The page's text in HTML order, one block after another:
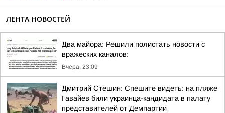
ЛЕНТА НОВОСТЕЙ
Два майора: Решили полистать новости с
вражеских каналов:
Вчера, 23:09
Дмитрий Стешин: Спешите видеть: на пляже
Гавайев били украинца-кандидата в палату
представителей от Демпартии